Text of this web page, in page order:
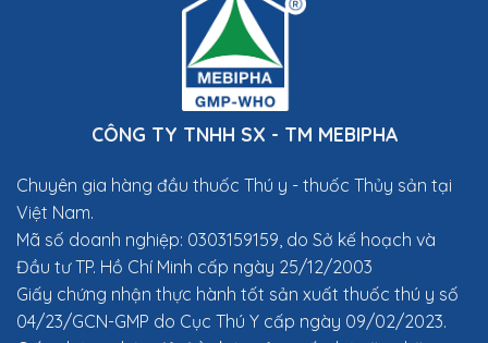
CÔNG TY TNHH SX - TM MEBIPHA
Chuyên gia hàng đầu thuốc Thú y - thuốc Thủy sản tại
Việt Nam.
Mã số doanh nghiệp: 0303159159, do Sở kế hoạch và
Đầu tư TP. Hồ Chí Minh cấp ngày 25/12/2003
Giấy chứng nhận thực hành tốt sản xuất thuốc thú y số
04/23/GCN-GMP do Cục Thú Y cấp ngày 09/02/2023.